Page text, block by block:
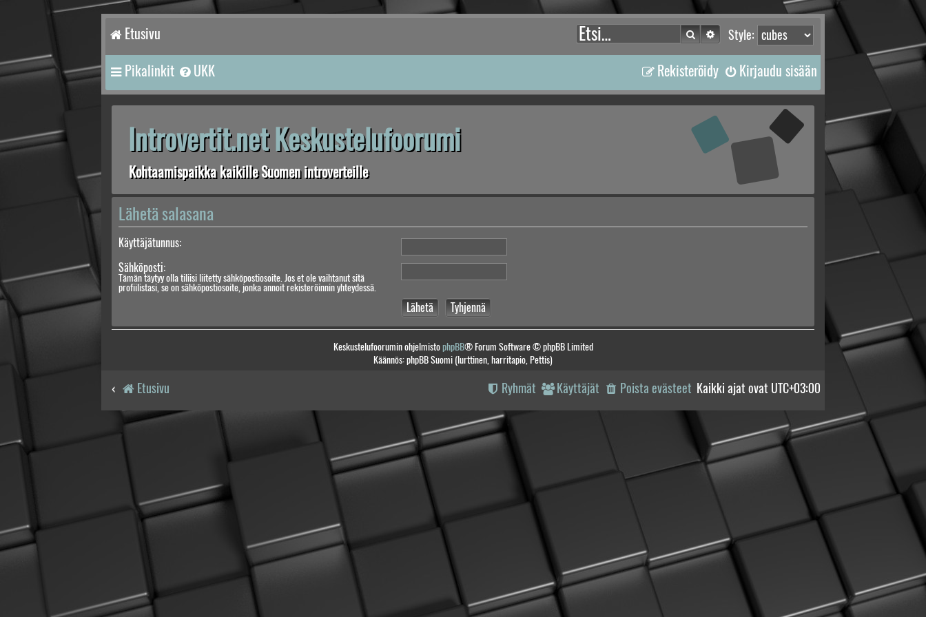
Etusivu Style:
Etsi Tarkennettu haku
Pikalinkit UKK Kirjaudu sisään
Rekisteröidy
Introvertit.net Keskustelufoorumi
Kohtaamispaikka kaikille Suomen introverteille
Lähetä salasana
Käyttäjätunnus:
Sähköposti:
Tämän täytyy olla tiliisi liitetty sähköpostiosoite. Jos et ole vaihtanut sitä
profiilistasi, se on sähköpostiosoite, jonka annoit rekisteröinnin yhteydessä.
Keskustelufoorumin ohjelmistophpBB® Forum Software © phpBB Limited
Käännös: phpBB Suomi (lurttinen, harritapio, Pettis)
Etusivu Kaikki ajat ovat UTC+03:00
Poista evästeet
Käyttäjät
Ryhmät